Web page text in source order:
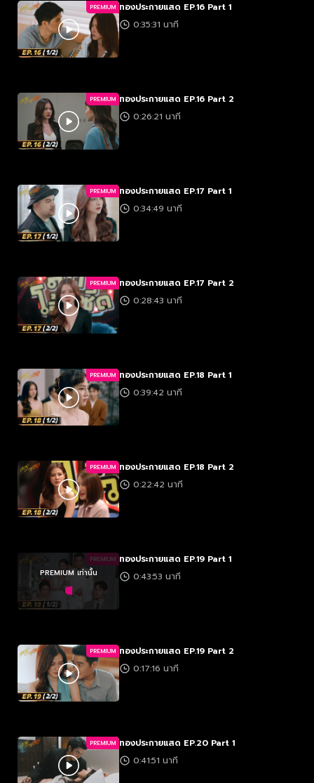
PREMIUM ทองประกายแสด EP.16 Part 1
0:35:31 นาที
PREMIUM ทองประกายแสด EP.16 Part 2
0:26:21 นาที
PREMIUM ทองประกายแสด EP.17 Part 1
0:34:49 นาที
PREMIUM ทองประกายแสด EP.17 Part 2
0:28:43 นาที
PREMIUM ทองประกายแสด EP.18 Part 1
0:39:42 นาที
PREMIUM ทองประกายแสด EP.18 Part 2
0:22:42 นาที
PREMIUM
PREMIUM เท่านั้น
ทองประกายแสด EP.19 Part 1
0:43:53 นาที
PREMIUM ทองประกายแสด EP.19 Part 2
0:17:16 นาที
PREMIUM ทองประกายแสด EP.20 Part 1
0:41:51 นาที